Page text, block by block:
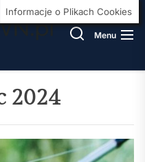
Menu
2024
Informacje o Plikach Cookies